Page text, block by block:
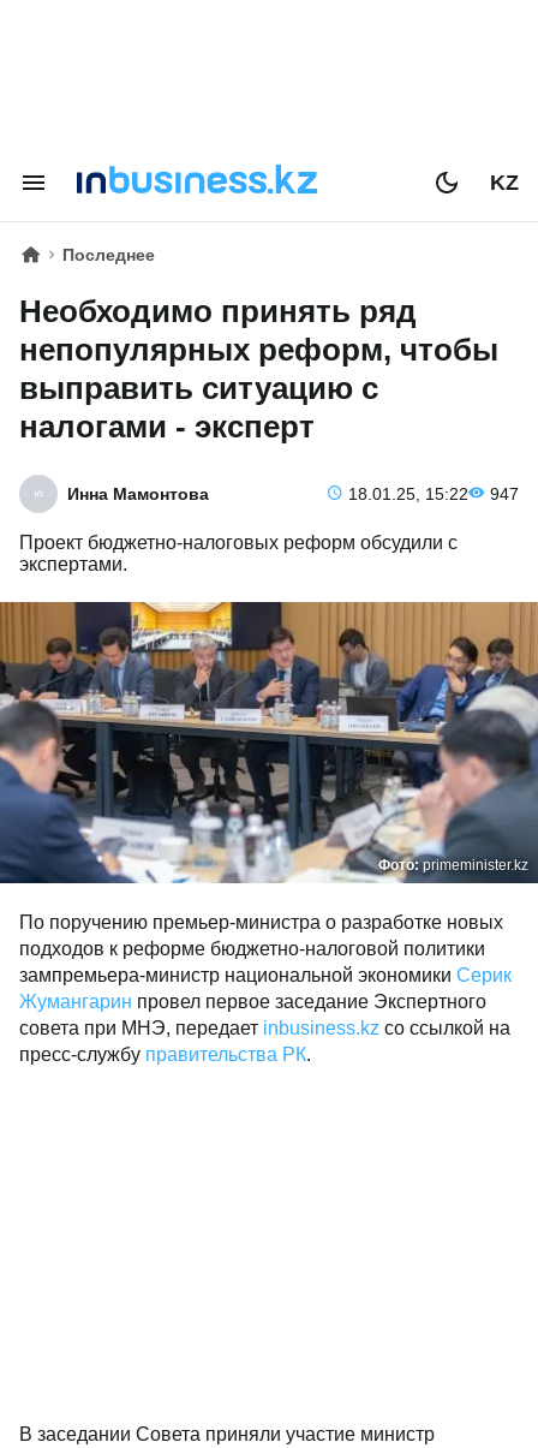
KZ
Последнее
Необходимо принять ряд
непопулярных реформ, чтобы
выправить ситуацию с
налогами - эксперт
Инна Мамонтова 18.01.25, 15:22 947
Проект бюджетно-налоговых реформ обсудили с
экспертами.
Фото:primeminister.kz
По поручению премьер-министра о разработке новых
подходов к реформе бюджетно-налоговой политики
зампремьера-министр национальной экономики Серик
Жумангарин провел первое заседание Экспертного
совета при МНЭ, передает inbusiness.kz со ссылкой на
пресс-службу правительства РК.
В заседании Совета приняли участие министр